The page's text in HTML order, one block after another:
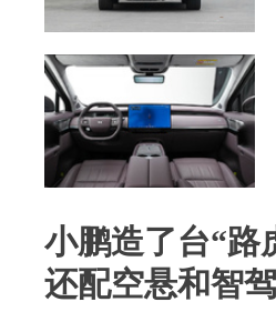
小鹏造了台“路
还配空悬和智驾